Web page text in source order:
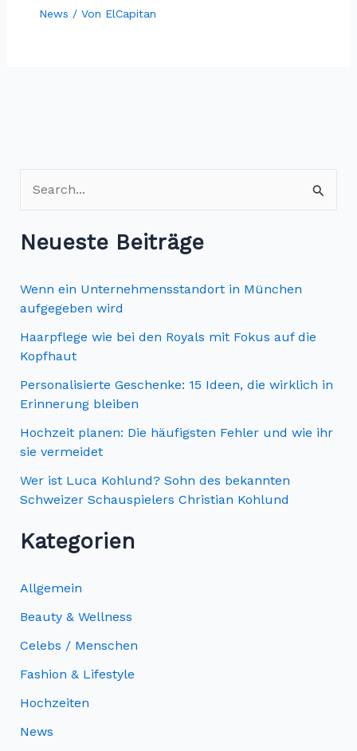
News / Von ElCapitan
u
c
e
n
n
a
c
h
:
Neueste Beiträge
Wenn ein Unternehmensstandort in München
aufgegeben wird
Haarpflege wie bei den Royals mit Fokus auf die
Kopfhaut
Personalisierte Geschenke: 15 Ideen, die wirklich in
Erinnerung bleiben
Hochzeit planen: Die häufigsten Fehler und wie ihr
sie vermeidet
Wer ist Luca Kohlund? Sohn des bekannten
Schweizer Schauspielers Christian Kohlund
Kategorien
Allgemein
Beauty & Wellness
Celebs / Menschen
Fashion & Lifestyle
Hochzeiten
News